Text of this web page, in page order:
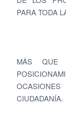
PARA TODA
MÁS QUE
CIUDADANÍA.